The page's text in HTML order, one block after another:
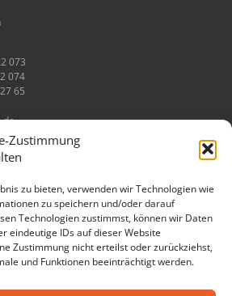
Zustimmung
zu bieten, verwenden wir Technologien wie
zu speichern und/oder darauf
Technologien zustimmst, können wir Daten
eindeutige IDs auf dieser Website
Zustimmung nicht erteilst oder zurückziehst,
und Funktionen beeinträchtigt werden.
073
074
65